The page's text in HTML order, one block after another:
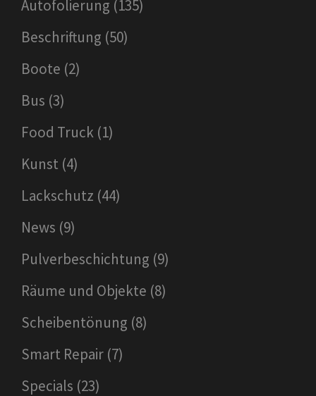
Autofolierung (135)
Beschriftung (50)
Boote (2)
Bus (3)
Food Truck (1)
Kunst (4)
Lackschutz (44)
News (9)
Pulverbeschichtung (9)
Räume und Objekte (8)
Scheibentönung (8)
Smart Repair (7)
Specials (23)